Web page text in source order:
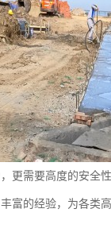
更需要高度的安全性
富的经验，为各类